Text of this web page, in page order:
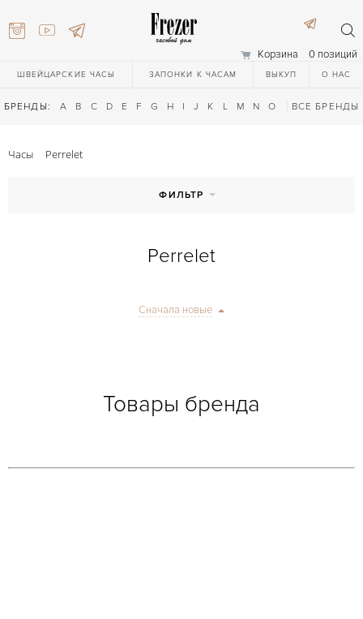
Корзина 0 позиций
ШВЕЙЦАРСКИЕ ЧАСЫ ЗАПОНКИ К ЧАСАМ ВЫКУП О НАС
БРЕНДЫ: A B C D E F G H I J K L M N O Q R S T
ВСЕ БРЕНДЫ
Часы Perrelet
ФИЛЬТР
Perrelet
Сначала новые
Товары бренда